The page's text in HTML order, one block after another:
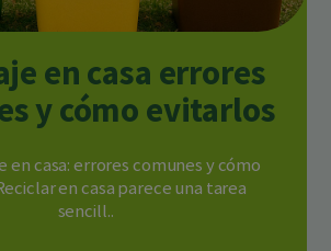
en casa errores
y cómo evitarlos
en casa: errores comunes y cómo
en casa parece una tarea
sencill..